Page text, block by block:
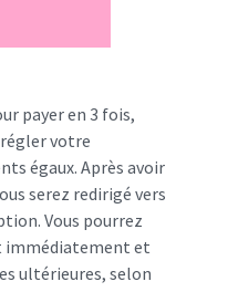
payer en 3 fois,
votre
égaux. Après avoir
serez redirigé vers
Vous pourrez
immédiatement et
ultérieures, selon